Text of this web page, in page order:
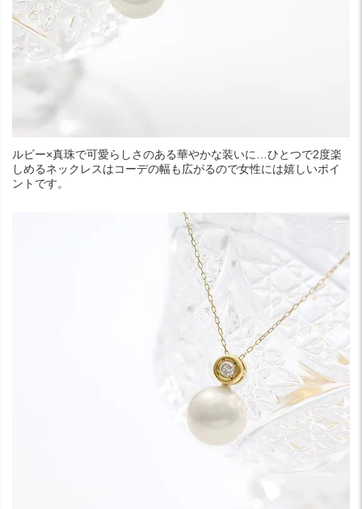
ルビー×真珠で可愛らしさのある華やかな装いに…ひとつで2度楽
しめるネックレスはコーデの幅も広がるので女性には嬉しいポイ
ントです。